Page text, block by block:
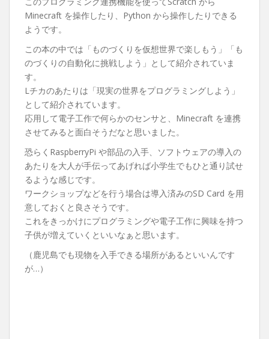
Minecraft を操作したり、Python から操作したりできる
ようです。
この本の中では「ものづくりを仮想世界で楽しもう」「も
のづくりの自動化に挑戦しよう」として紹介されていま
す。
Lチカのあたりは「現実の世界をプログラミングしよう」
として紹介されています。
応用して電子工作で何らかのセンサと、Minecraft を連携
させてみると面白そうだなと思いました。
恐らくRaspberryPi や部品の入手、ソフトウェアの導入の
あたりを大人が手伝ってあげれば小学生でもひと通り試せ
るような感じです。
ワークショップなどを行う場合は導入済みのSD Card を用
意しておくと良さそうです。
これをきっかけにプログラミングや電子工作に興味を持つ
子供が増えていくといいなぁと思います。
（鹿児島でも現物を入手できる場所があるといいんです
が…）